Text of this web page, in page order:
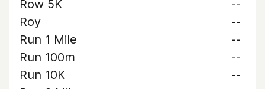
Row 5K
--
Roy
--
Run 1 Mile
--
Run 100m
--
Run 10K
--